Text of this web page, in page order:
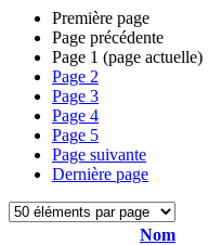
Première page
Page précédente
Page 1 (page actuelle)
Page 2
Page 3
Page 4
Page 5
Page suivante
Dernière page
Nom